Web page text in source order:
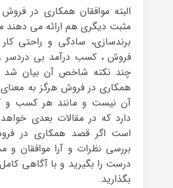
البته موافقان همکاری در
مثبت دیگری هم ارائه می دهند
برندسازی، سادگی و راحتی
فروش ، کسب درآمد بی دردسر
چند نکته شاخص آن بیان شد
همکاری در فروش هرگز به
آن نیست و مانند هر کسب و
دارد که در مقالات بعدی
است اگر قصد همکاری در
بررسی نظرات و آرا موافقان و
درست را بگیرید و با آگاهی
بگذارید.